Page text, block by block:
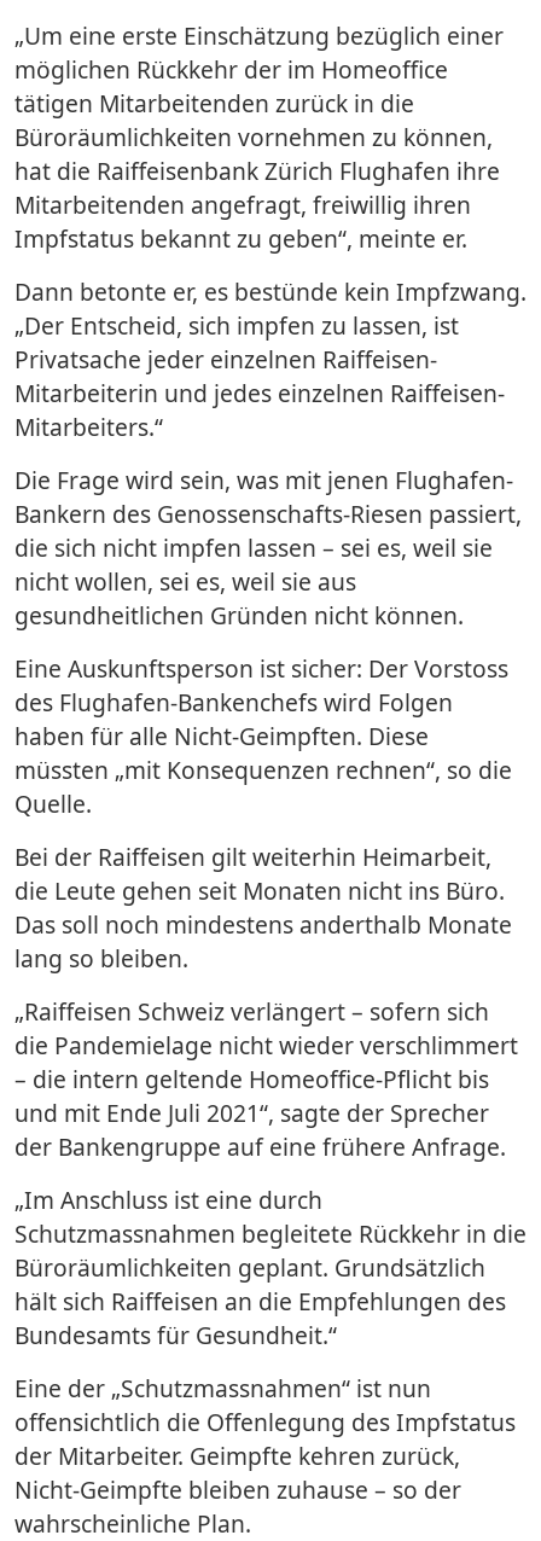
„Um eine erste Einschätzung bezüglich einer
möglichen Rückkehr der im Homeoffice
tätigen Mitarbeitenden zurück in die
Büroräumlichkeiten vornehmen zu können,
hat die Raiffeisenbank Zürich Flughafen ihre
Mitarbeitenden angefragt, freiwillig ihren
Impfstatus bekannt zu geben“, meinte er.
Dann betonte er, es bestünde kein Impfzwang.
„Der Entscheid, sich impfen zu lassen, ist
Privatsache jeder einzelnen Raiffeisen-
Mitarbeiterin und jedes einzelnen Raiffeisen-
Mitarbeiters.“
Die Frage wird sein, was mit jenen Flughafen-
Bankern des Genossenschafts-Riesen passiert,
die sich nicht impfen lassen – sei es, weil sie
nicht wollen, sei es, weil sie aus
gesundheitlichen Gründen nicht können.
Eine Auskunftsperson ist sicher: Der Vorstoss
des Flughafen-Bankenchefs wird Folgen
haben für alle Nicht-Geimpften. Diese
müssten „mit Konsequenzen rechnen“, so die
Quelle.
Bei der Raiffeisen gilt weiterhin Heimarbeit,
die Leute gehen seit Monaten nicht ins Büro.
Das soll noch mindestens anderthalb Monate
lang so bleiben.
„Raiffeisen Schweiz verlängert – sofern sich
die Pandemielage nicht wieder verschlimmert
– die intern geltende Homeoffice-Pflicht bis
und mit Ende Juli 2021“, sagte der Sprecher
der Bankengruppe auf eine frühere Anfrage.
„Im Anschluss ist eine durch
Schutzmassnahmen begleitete Rückkehr in die
Büroräumlichkeiten geplant. Grundsätzlich
hält sich Raiffeisen an die Empfehlungen des
Bundesamts für Gesundheit.“
Eine der „Schutzmassnahmen“ ist nun
offensichtlich die Offenlegung des Impfstatus
der Mitarbeiter. Geimpfte kehren zurück,
Nicht-Geimpfte bleiben zuhause – so der
wahrscheinliche Plan.